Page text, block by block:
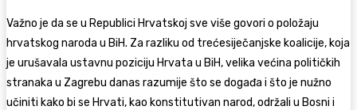
Važno je da se u Republici Hrvatskoj sve više govori o položaju
hrvatskog naroda u BiH. Za razliku od trećesiječanjske koalicije, koja
je urušavala ustavnu poziciju Hrvata u BiH, velika većina političkih
stranaka u Zagrebu danas razumije što se događa i što je nužno
učiniti kako bi se Hrvati, kao konstitutivan narod, održali u Bosni i